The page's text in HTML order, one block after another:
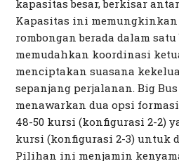
kapasitas besar, berkisar
Kapasitas ini
rombongan berada dalam satu
memudahkan koordinasi
menciptakan suasana
sepanjang perjalanan. Big
menawarkan dua opsi
48-50 kursi (konfigurasi 2-2)
kursi (konfigurasi 2-3) untuk
Pilihan ini menjamin